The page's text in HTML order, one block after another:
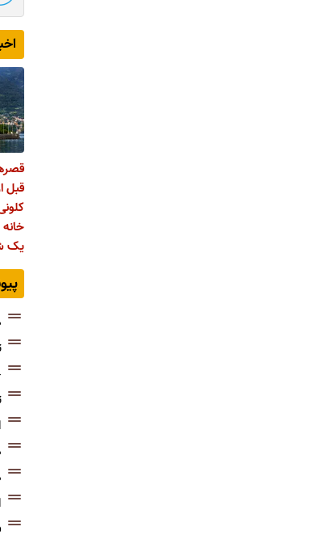
قبل
یک